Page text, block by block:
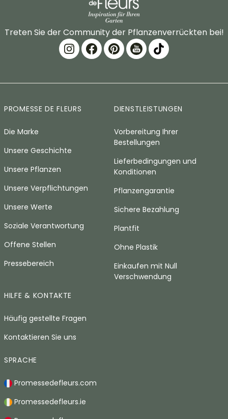
Treten Sie der Community der Pflanzenverrückten bei!
PROMESSE DE FLEURS
Die Marke
Unsere Geschichte
Unsere Pflanzen
Unsere Verpflichtungen
Unsere Werte
Soziale Verantwortung
Offene Stellen
Pressebereich
DIENSTLEISTUNGEN
Vorbereitung Ihrer
Bestellungen
Lieferbedingungen und
Konditionen
Pflanzengarantie
Sichere Bezahlung
Plantfit
Ohne Plastik
Einkaufen mit Null
Verschwendung
HILFE & KONTAKTE
Häufig gestellte Fragen
Kontaktieren Sie uns
SPRACHE
Promessedefleurs.com
Promessedefleurs.ie